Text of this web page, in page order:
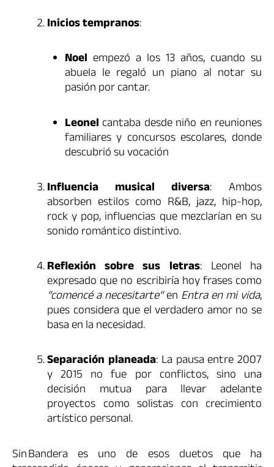
Inicios tempranos:
Noel empezó a los 13 años, cuando su
abuela le regaló un piano al notar su
pasión por cantar.
Leonel cantaba desde niño en reuniones
familiares y concursos escolares, donde
descubrió su vocación
Influencia musical diversa: Ambos
absorben estilos como R&B, jazz, hip-hop,
rock y pop, influencias que mezclarían en su
sonido romántico distintivo.
Reflexión sobre sus letras: Leonel ha
expresado que no escribiría hoy frases como
“comencé a necesitarte”en Entra en mi vida,
pues considera que el verdadero amor no se
basa en la necesidad.
Separación planeada: La pausa entre 2007
y 2015 no fue por conflictos, sino una
decisión mutua para llevar adelante
proyectos como solistas con crecimiento
artístico personal.
Sin Bandera es uno de esos duetos que ha